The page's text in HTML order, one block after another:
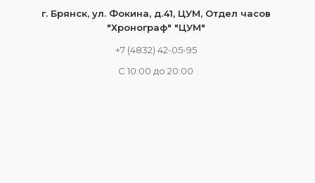
г. Брянск, ул. Фокина, д.41, ЦУМ, Отдел часов
"Хронограф" "ЦУМ"
+7 (4832) 42-05-95
С 10:00 до 20:00